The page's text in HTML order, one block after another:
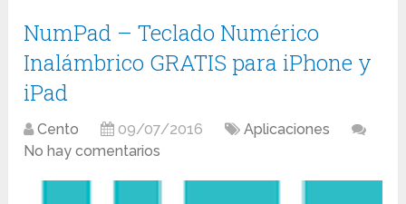
NumPad – Teclado Numérico
Inalámbrico GRATIS para iPhone y
iPad
Cento 09/07/2016
Aplicaciones
No hay comentarios